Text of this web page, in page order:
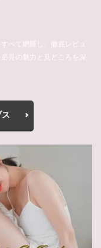
べて網羅し、徹底レビュ
見の魅力と見どころを深